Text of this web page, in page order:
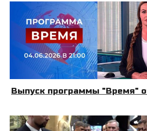
Выпуск программы "Время"